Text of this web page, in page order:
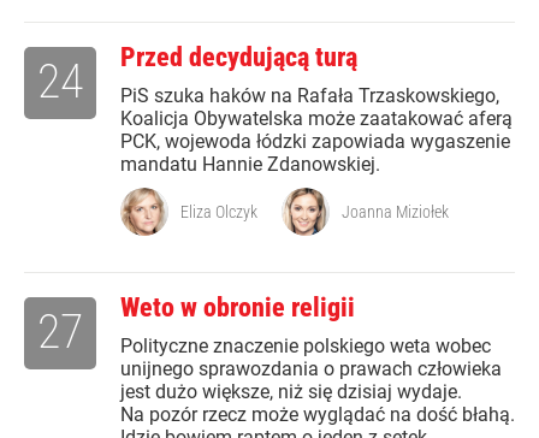
Przed decydującą turą
PiS szuka haków na Rafała Trzaskowskiego,
Koalicja Obywatelska może zaatakować aferą
PCK, wojewoda łódzki zapowiada wygaszenie
mandatu Hannie Zdanowskiej.
24
Eliza Olczyk Joanna Miziołek
Weto w obronie religii
Polityczne znaczenie polskiego weta wobec
unijnego sprawozdania o prawach człowieka
jest dużo większe, niż się dzisiaj wydaje.
Na pozór rzecz może wyglądać na dość błahą.
27